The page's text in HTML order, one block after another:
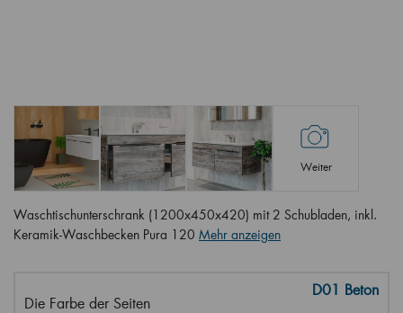
Weiter
Waschtischunterschrank (1200x450x420) mit 2 Schubladen, inkl.
Keramik-Waschbecken Pura 120 Mehr anzeigen
Die Farbe der Seiten
D01 Beton